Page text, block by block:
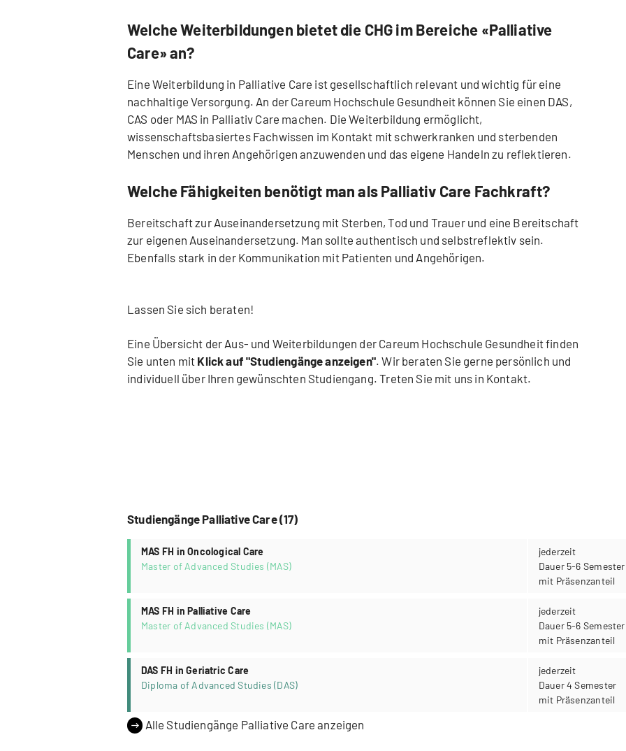
Welche Weiterbildungen bietet die CHG im Bereiche «Palliative
Care» an?
Eine Weiterbildung in Palliative Care ist gesellschaftlich relevant und wichtig für eine
nachhaltige Versorgung. An der Careum Hochschule Gesundheit können Sie einen DAS,
CAS oder MAS in Palliativ Care machen. Die Weiterbildung ermöglicht,
wissenschaftsbasiertes Fachwissen im Kontakt mit schwerkranken und sterbenden
Menschen und ihren Angehörigen anzuwenden und das eigene Handeln zu reflektieren.
Welche Fähigkeiten benötigt man als Palliativ Care Fachkraft?
Bereitschaft zur Auseinandersetzung mit Sterben, Tod und Trauer und eine Bereitschaft
zur eigenen Auseinandersetzung. Man sollte authentisch und selbstreflektiv sein.
Ebenfalls stark in der Kommunikation mit Patienten und Angehörigen.
Lassen Sie sich beraten!
Eine Übersicht der Aus- und Weiterbildungen der Careum Hochschule Gesundheit finden
Sie unten mit Klick auf "Studiengänge anzeigen". Wir beraten Sie gerne persönlich und
individuell über Ihren gewünschten Studiengang. Treten Sie mit uns in Kontakt.
Studiengänge Palliative Care (17)
MAS FH in Oncological Care
Master of Advanced Studies (MAS)
jederzeit
Dauer 5-6 Semester
mit Präsenzanteil
MAS FH in Palliative Care
Master of Advanced Studies (MAS)
jederzeit
Dauer 5-6 Semester
mit Präsenzanteil
DAS FH in Geriatric Care
Diploma of Advanced Studies (DAS)
jederzeit
Dauer 4 Semester
mit Präsenzanteil
Alle Studiengänge Palliative Care anzeigen